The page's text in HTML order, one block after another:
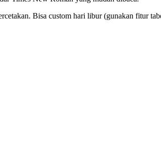
Bisa custom hari libur (gunakan fitur